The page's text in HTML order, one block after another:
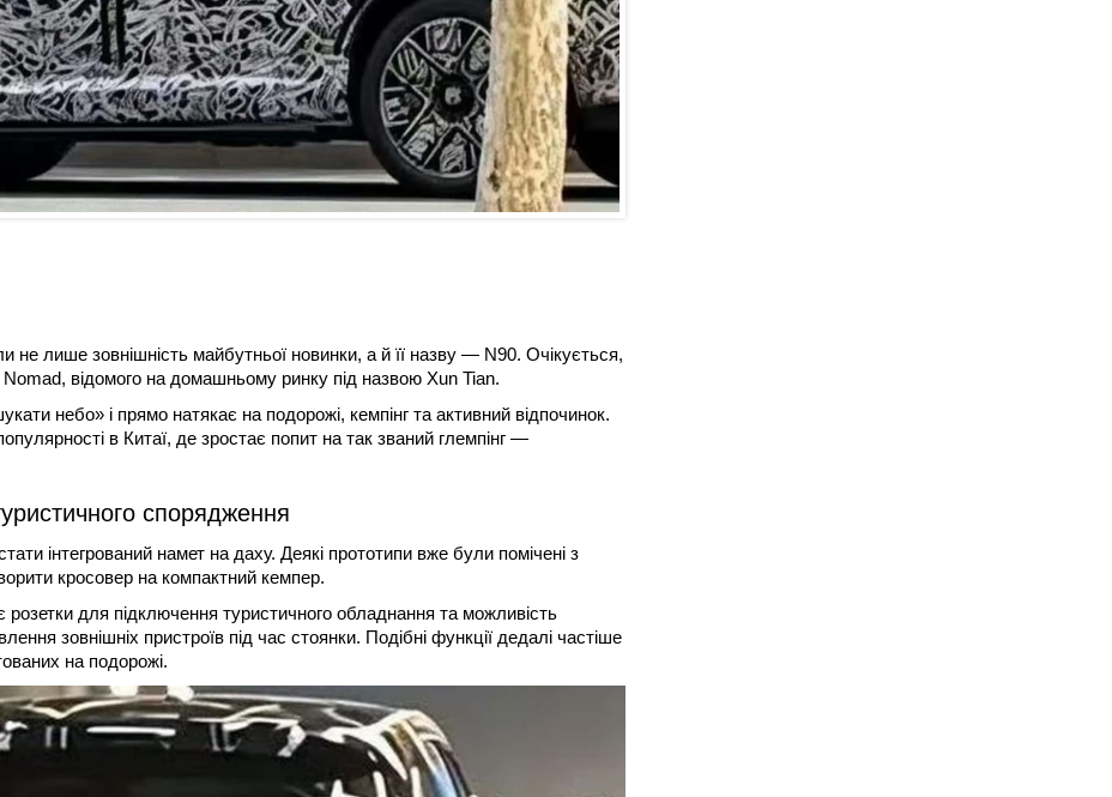
не лише зовнішність майбутньої новинки, а й її назву — N90. Очікується,
відомого на домашньому ринку під назвою Xun Tian.
небо» і прямо натякає на подорожі, кемпінг та активний відпочинок.
в Китаї, де зростає попит на так званий глемпінг —
спорядження
інтегрований намет на даху. Деякі прототипи вже були помічені з
кросовер на компактний кемпер.
для підключення туристичного обладнання та можливість
зовнішніх пристроїв під час стоянки. Подібні функції дедалі частіше
на подорожі.